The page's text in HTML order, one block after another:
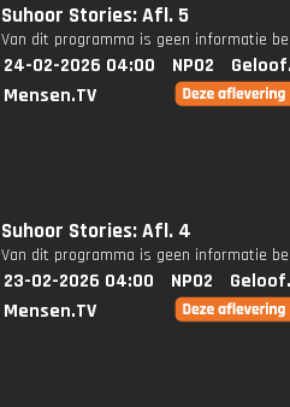
Suhoor Stories: Afl. 5
Van dit programma is geen informatie
24-02-2026 04:00 NPO2
Mensen.TV
Suhoor Stories: Afl. 4
Van dit programma is geen informatie
23-02-2026 04:00 NPO2
Mensen.TV